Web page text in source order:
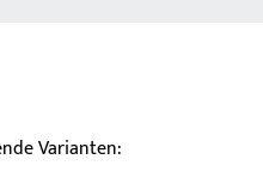
Varianten: